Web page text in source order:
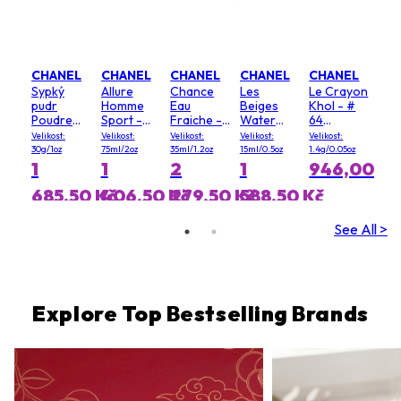
CHANEL
Sypký
pudr
Poudre
Universelle
Libre - 20
(Clair)
Velikost:
30g/1oz
1
685,50 Kč
CHANEL
Allure
Homme
Sport -
tuhý
deodorant
Velikost:
75ml/2oz
1
406,50 Kč
CHANEL
Chance
Eau
Fraiche -
vlasový
sprej
Velikost:
35ml/1.2oz
2
279,50 Kč
CHANEL
Les
Beiges
Water
Fresh
Blush - #
Light Pink
Velikost:
15ml/0.5oz
1
588,50 Kč
CHANEL
Le Crayon
Khol - #
64
Graphite
Velikost:
1.4g/0.05oz
946,00 Kč
See All >
Explore Top Bestselling Brands